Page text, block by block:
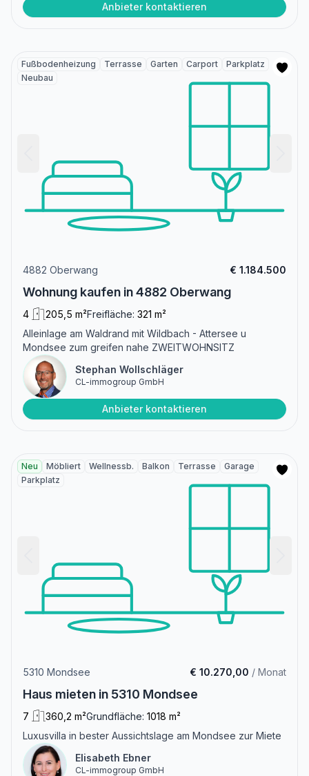
Anbieter kontaktieren
Fußbodenheizung Terrasse Garten Carport
Parkplatz
Neubau
4882 Oberwang € 1.184.500
Wohnung kaufen in 4882 Oberwang
4 205,5 m²Freifläche: 321 m²
Alleinlage am Waldrand mit Wildbach - Attersee u
Mondsee zum greifen nahe ZWEITWOHNSITZ
Stephan Wollschläger
CL-immogroup GmbH
Anbieter kontaktieren
Neu Möbliert Wellnessb. Balkon Terrasse
Garage
Parkplatz
5310 Mondsee € 10.270,00 / Monat
Haus mieten in 5310 Mondsee
7 360,2 m²Grundfläche: 1018 m²
Luxusvilla in bester Aussichtslage am Mondsee zur Miete
Elisabeth Ebner
CL-immogroup GmbH